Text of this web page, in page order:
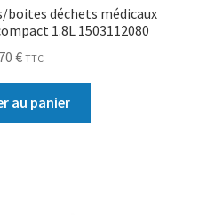
boites déchets médicaux
1.8L 1503112080
€ TTC
au panier